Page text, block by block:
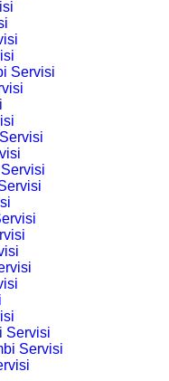
Servisi
Servisi
Servisi